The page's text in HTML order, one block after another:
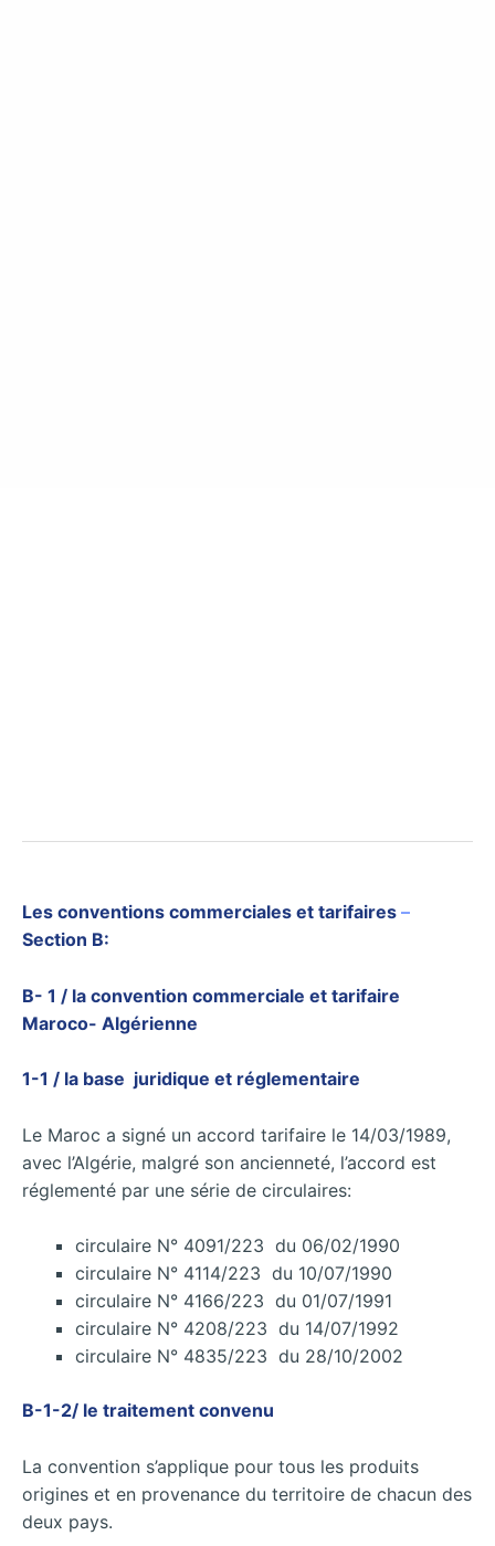
Les conventions commerciales et tarifaires –
Section B:
B- 1 / la convention commerciale et tarifaire
Maroco- Algérienne
1-1 / la base juridique et réglementaire
Le Maroc a signé un accord tarifaire le 14/03/1989,
avec l’Algérie, malgré son ancienneté, l’accord est
réglementé par une série de circulaires:
circulaire N° 4091/223 du 06/02/1990
circulaire N° 4114/223 du 10/07/1990
circulaire N° 4166/223 du 01/07/1991
circulaire N° 4208/223 du 14/07/1992
circulaire N° 4835/223 du 28/10/2002
B-1-2/ le traitement convenu
La convention s’applique pour tous les produits
origines et en provenance du territoire de chacun des
deux pays.